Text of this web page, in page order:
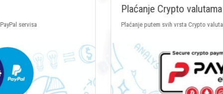
Plaćanje Crypto valutama
Plaćanje putem svih vrsta Crypto valuta